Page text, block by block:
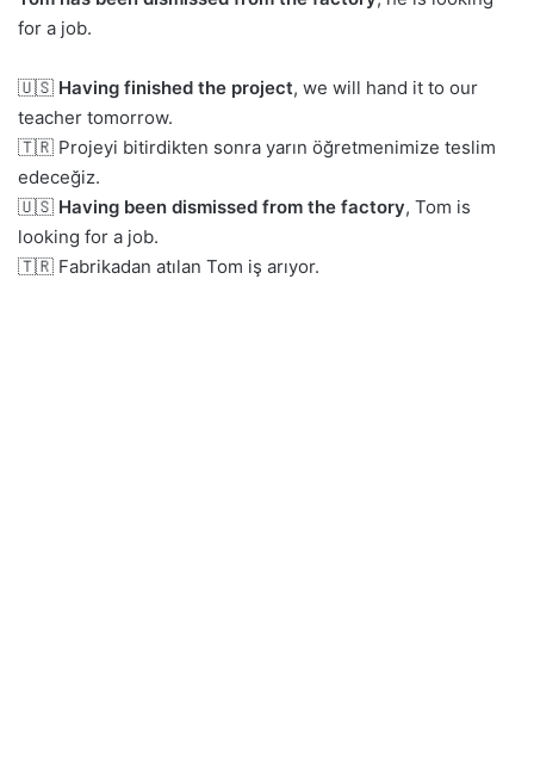
for a job.
🇺🇸 Having finished the project, we will hand it to our
teacher tomorrow.
🇹🇷 Projeyi bitirdikten sonra yarın öğretmenimize teslim
edeceğiz.
🇺🇸 Having been dismissed from the factory, Tom is
looking for a job.
🇹🇷 Fabrikadan atılan Tom iş arıyor.